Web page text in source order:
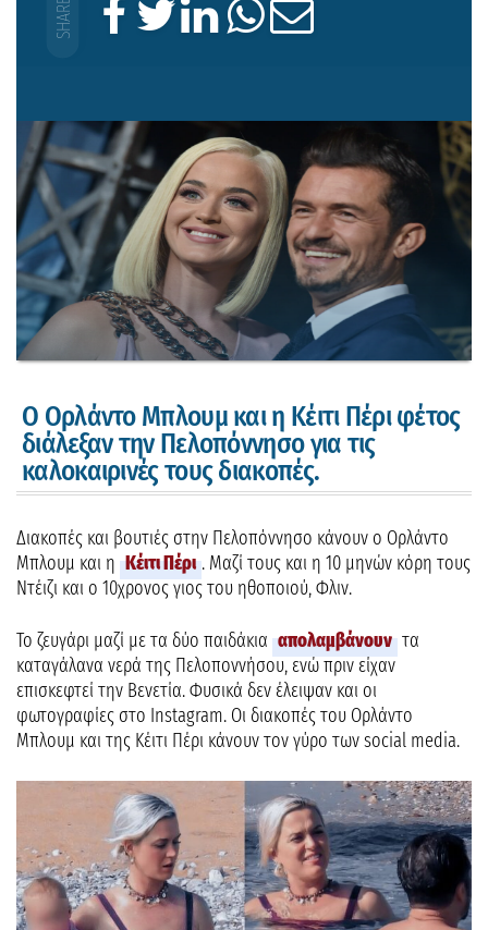
Ο Ορλάντο Μπλουμ και η Κέιτι Πέρι φέτος
διάλεξαν την Πελοπόννησο για τις
καλοκαιρινές τους διακοπές.
Διακοπές και βουτιές στην Πελοπόννησο κάνουν ο Ορλάντο
Μπλουμ και η Κέιτι Πέρι . Μαζί τους και η 10 μηνών κόρη τους
Ντέιζι και ο 10χρονος γιος του ηθοποιού, Φλιν.
Το ζευγάρι μαζί με τα δύο παιδάκια απολαμβάνουν τα
καταγάλανα νερά της Πελοποννήσου, ενώ πριν είχαν
επισκεφτεί την Βενετία. Φυσικά δεν έλειψαν και οι
φωτογραφίες στο Instagram. Οι διακοπές του Ορλάντο
Μπλουμ και της Κέιτι Πέρι κάνουν τον γύρο των social media.